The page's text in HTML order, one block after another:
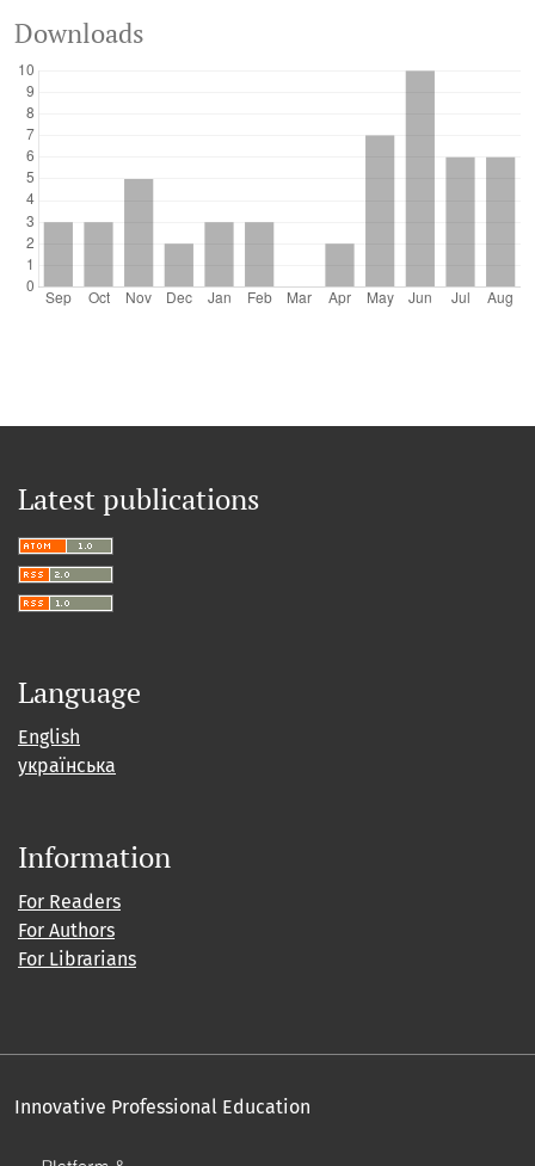
Downloads
Latest publications
Language
English
українська
Information
For Readers
For Authors
For Librarians
Innovative Professional Education